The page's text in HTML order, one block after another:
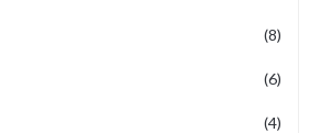
(8)
(6)
(4)